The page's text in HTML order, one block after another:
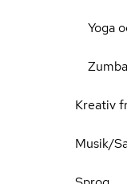
Yoga
Kreativ
Musik/